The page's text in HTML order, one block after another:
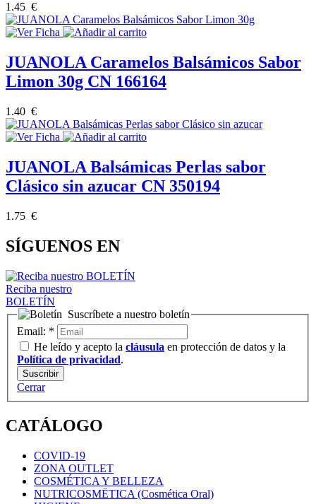
1.45 €
JUANOLA Caramelos Balsámicos Sabor
Limon 30g CN 166164
1.40 €
JUANOLA Balsámicas Perlas sabor
Clásico sin azucar CN 350194
1.75 €
SÍGUENOS EN
Reciba nuestro
BOLETÍN
Suscríbete a nuestro boletín
Email: *
He leído y acepto la cláusula en protección de datos y la
Política de privacidad.
Cerrar
CATÁLOGO
COVID-19
ZONA OUTLET
COSMÉTICA Y BELLEZA
NUTRICOSMËTICA (Cosmética Oral)